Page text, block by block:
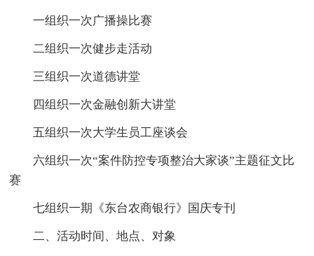
一组织一次广播操比赛
二组织一次健步走活动
三组织一次道德讲堂
四组织一次金融创新大讲堂
五组织一次大学生员工座谈会
六组织一次“案件防控专项整治大家谈”主题征文比
赛
七组织一期《东台农商银行》国庆专刊
二、活动时间、地点、对象